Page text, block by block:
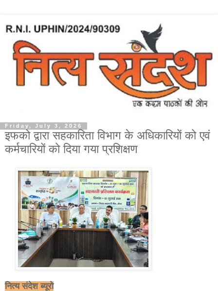
Friday, July 3, 2026
इफको द्वारा सहकारिता विभाग के अधिकारियों को एवं
कर्मचारियों को दिया गया प्रशिक्षण
नित्य संदेश ब्यूरो